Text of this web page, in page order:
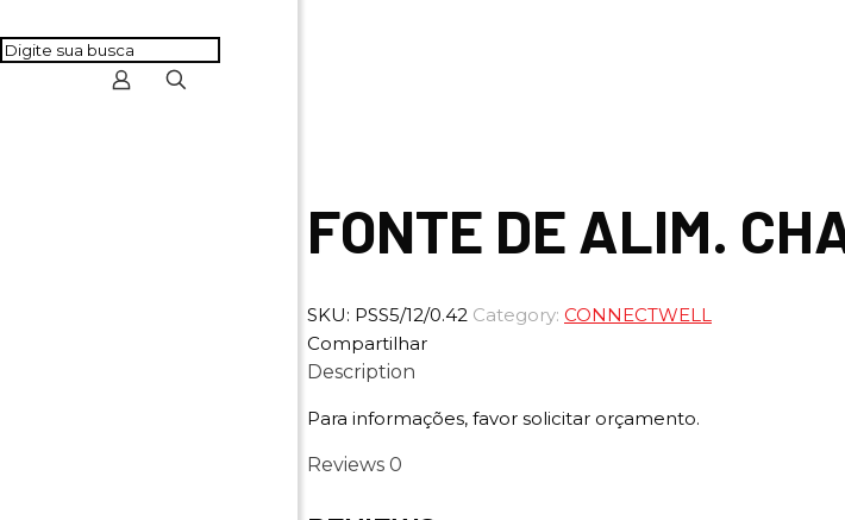
FONTE DE ALIM.
SKU: PSS5/12/0.42 Category: CONNECTWELL
Compartilhar
Description
Para informações, favor solicitar orçamento.
Reviews 0